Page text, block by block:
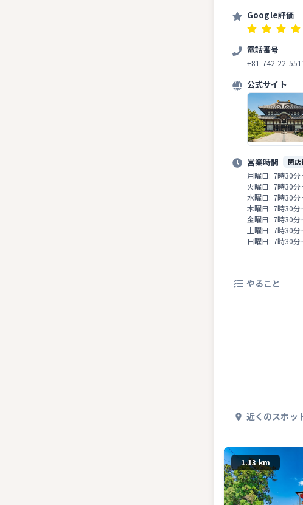
Google評価
電話番号
+81 742-22-
公式サイト
営業時間 閉店
月曜日: 7時30
火曜日: 7時30
水曜日: 7時30
木曜日: 7時30
金曜日: 7時30
土曜日: 7時30
日曜日: 7時30
やること
近くのスポッ
1.13 km